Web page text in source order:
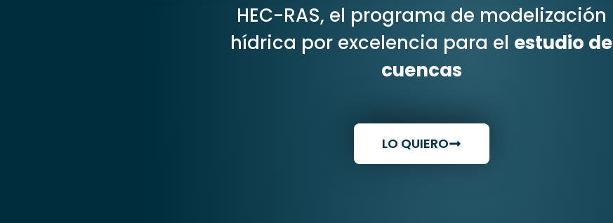
HEC-RAS, el programa de modelización
hídrica por excelencia para el estudio de
cuencas
LO QUIERO